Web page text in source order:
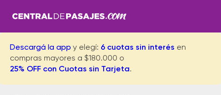
Descargá la app y elegí: 6 cuotas sin interés en
compras mayores a $180.000 o
25% OFF con Cuotas sin Tarjeta.